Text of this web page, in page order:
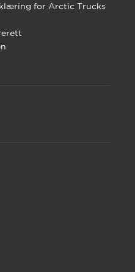
for Arctic Trucks